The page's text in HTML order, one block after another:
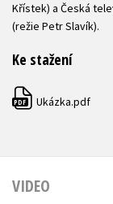
Křístek) a Česká
(režie Petr Slavík).
Ke stažení
PDF Ukázka.pdf
VIDEO